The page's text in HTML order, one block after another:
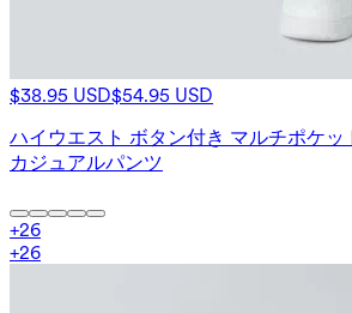
$38.95 USD$54.95 USD
ハイウエスト ボタン付き マルチポケ
カジュアルパンツ
+26
+26